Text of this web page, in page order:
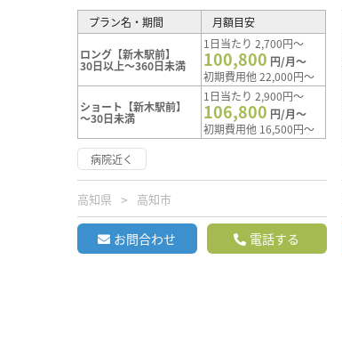
プラン名・期間 月額目安
ロング【新木駅前】
30日以上～360日未満
1日当たり 2,700円～
100,800 円/月～
初期費用他 22,000円～
ショート【新木駅前】
～30日未満
1日当たり 2,900円～
106,800 円/月～
初期費用他 16,500円～
病院近く
高知県 高知市
お問合わせ 電話する